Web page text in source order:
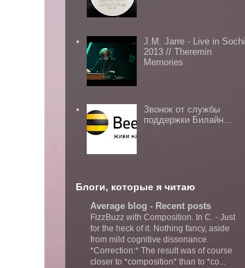
J.M. Jarre - Live in Sochi
2013 // Theremin
Memories
Звонок от службы
поддержки Билайн...
Блоги, которые я читаю
Average blog - Recent posts
FizzBuzz with Composition. In C. - Just
for the heck of it. Nothing fancy, aside
from mild cognitive dissonance.
*Correction:* The result was of course
closer to *composition* than to *co...